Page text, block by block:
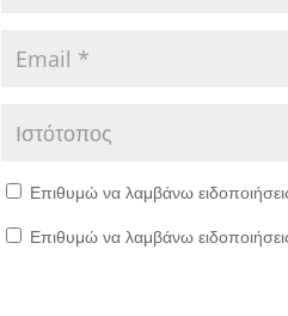
Επιθυμώ να λαμβάνω
Επιθυμώ να λαμβάνω